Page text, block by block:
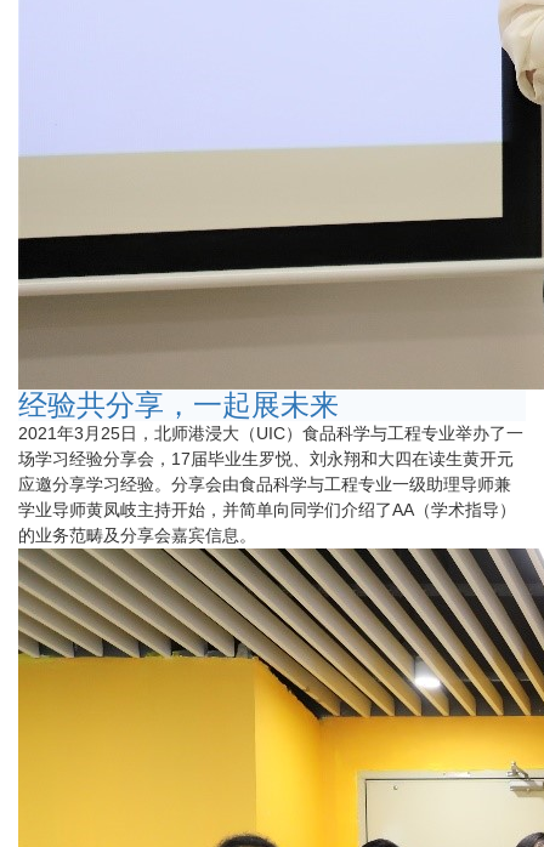
经验共分享，一起展未来
​ 2021年3月25日，北师港浸大（UIC）食品科学与工程专业举办了一
场学习经验分享会，17届毕业生罗悦、刘永翔和大四在读生黄开元
应邀分享学习经验。分享会由食品科学与工程专业一级助理导师兼
学业导师黄凤岐主持开始，并简单向同学们介绍了AA（学术指导）
的业务范畴及分享会嘉宾信息。